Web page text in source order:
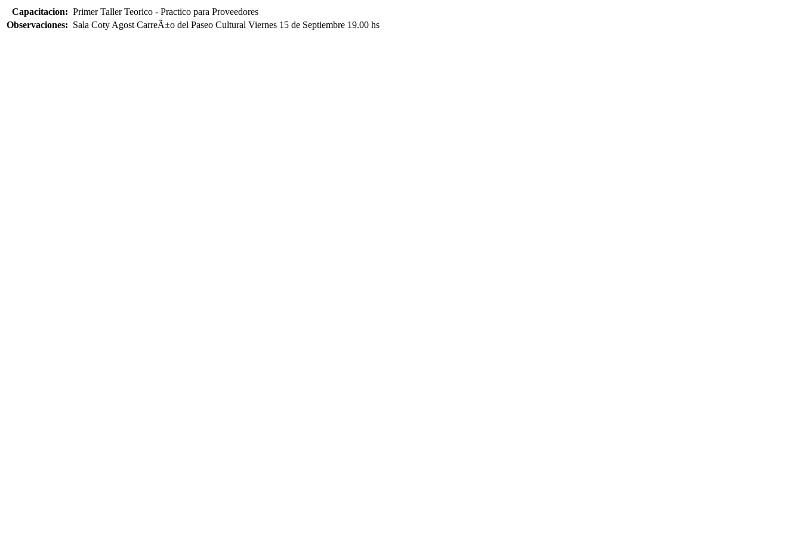
Capacitacion: Primer Taller Teorico - Practico para Proveedores
Observaciones: Sala Coty Agost CarreÃ±o del Paseo Cultural Viernes 15 de Septiembre 19.00 hs